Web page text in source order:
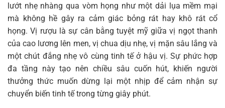
lướt nhẹ nhàng qua vòm họng như một dải lụa mềm mại
mà không hề gây ra cảm giác bỏng rát hay khô rát cổ
họng. Vị rượu là sự cân bằng tuyệt mỹ giữa vị ngọt thanh
của cao lương lên men, vị chua dịu nhẹ, vị mặn sâu lắng và
một chút đắng nhẹ vô cùng tinh tế ở hậu vị. Sự phức hợp
đa tầng này tạo nên chiều sâu cuốn hút, khiến người
thưởng thức muốn dừng lại một nhịp để cảm nhận sự
chuyển biến tinh tế trong từng giây phút.